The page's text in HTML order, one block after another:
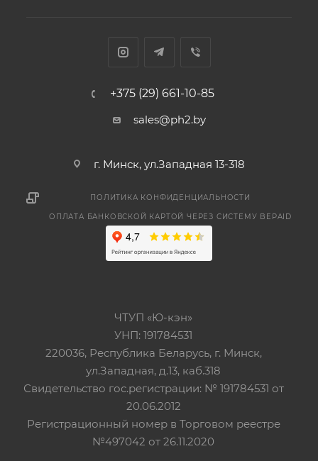
+375 (29) 661-10-85
sales@ph2.by
г. Минск, ул.Западная 13-318
ПОЛИТИКА КОНФИДЕНЦИАЛЬНОСТИ
ОПЛАТА БАНКОВСКОЙ КАРТОЙ ЧЕРЕЗ СИСТЕМУ BEPAID
ЧТУП «Ю-кэн»
УНП: 191784531
220036, Республика Беларусь, г. Минск,
ул.Западная, д.13, каб.318
Свидетельство гос.регистрации: № 191784531 от
20.06.2012
Регистрационный номер в Торговом реестре
№497042 от 26.11.2020